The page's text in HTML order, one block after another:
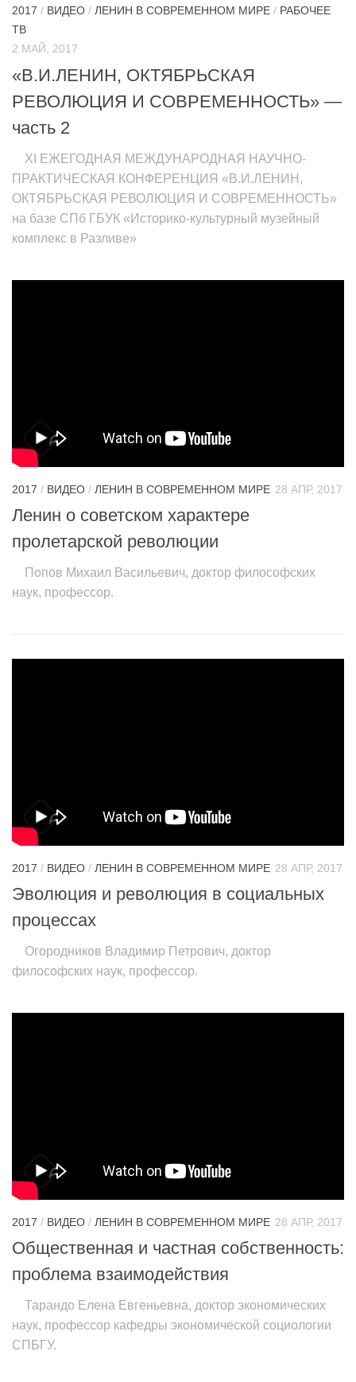
2017 / ВИДЕО / ЛЕНИН В СОВРЕМЕННОМ МИРЕ / РАБОЧЕЕ
ТВ
2 МАЙ, 2017
«В.И.ЛЕНИН, ОКТЯБРЬСКАЯ
РЕВОЛЮЦИЯ И СОВРЕМЕННОСТЬ» —
часть 2
ХI ЕЖЕГОДНАЯ МЕЖДУНАРОДНАЯ НАУЧНО-
ПРАКТИЧЕСКАЯ КОНФЕРЕНЦИЯ «В.И.ЛЕНИН,
ОКТЯБРЬСКАЯ РЕВОЛЮЦИЯ И СОВРЕМЕННОСТЬ»
на базе СПб ГБУК «Историко-культурный музейный
комплекс в Разливе»
2017 / ВИДЕО / ЛЕНИН В СОВРЕМЕННОМ МИРЕ 28 АПР, 2017
Ленин о советском характере
пролетарской революции
Попов Михаил Васильевич, доктор философских
наук, профессор.
2017 / ВИДЕО / ЛЕНИН В СОВРЕМЕННОМ МИРЕ 28 АПР, 2017
Эволюция и революция в социальных
процессах
Огородников Владимир Петрович, доктор
философских наук, профессор.
2017 / ВИДЕО / ЛЕНИН В СОВРЕМЕННОМ МИРЕ 28 АПР, 2017
Общественная и частная собственность:
проблема взаимодействия
Тарандо Елена Евгеньевна, доктор экономических
наук, профессор кафедры экономической социологии
СПБГУ.